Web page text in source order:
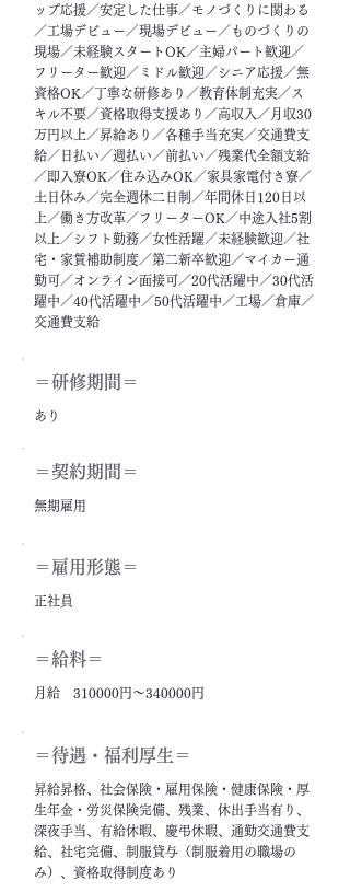
ップ応援／安定した仕事／モノづくりに関わる
／工場デビュー／現場デビュー／ものづくりの
現場／未経験スタートOK／主婦パート歓迎／
フリーター歓迎／ミドル歓迎／シニア応援／無
資格OK／丁寧な研修あり／教育体制充実／ス
キル不要／資格取得支援あり／高収入／月収30
万円以上／昇給あり／各種手当充実／交通費支
給／日払い／週払い／前払い／残業代全額支給
／即入寮OK／住み込みOK／家具家電付き寮／
土日休み／完全週休二日制／年間休日120日以
上／働き方改革／フリーターOK／中途入社5割
以上／シフト勤務／女性活躍／未経験歓迎／社
宅・家賃補助制度／第二新卒歓迎／マイカー通
勤可／オンライン面接可／20代活躍中／30代活
躍中／40代活躍中／50代活躍中／工場／倉庫／
交通費支給
＝​研修期間＝
あり
＝契約期間＝
無期雇用
＝雇用形態＝
正社員
＝給料＝
月給 310000円～340000円
＝​待遇・福利厚生＝
昇給昇格、社会保険・雇用保険・健康保険・厚
生年金・労災保険完備、残業、休出手当有り、
深夜手当、有給休暇、慶弔休暇、通勤交通費支
給、社宅完備、制服貸与（制服着用の職場の
み）、資格取得制度あり